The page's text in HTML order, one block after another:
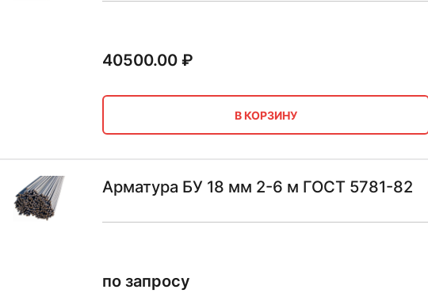
40500.00₽
В КОРЗИНУ
Арматура БУ 18 мм 2-6 м ГОСТ 5781-82
по запросу